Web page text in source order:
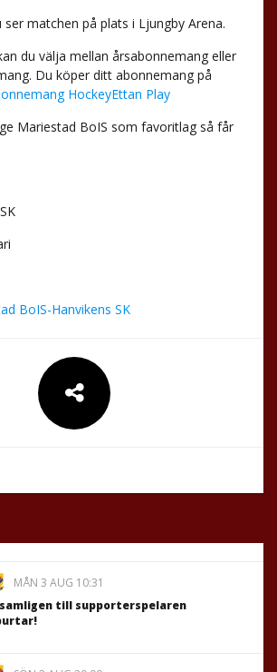
matchen på plats i Ljungby Arena.
du välja mellan årsabonnemang eller
Du köper ditt abonnemang på
HockeyEttan Play
Mariestad BoIS som favoritlag så får
BoIS-Hanvikens SK
MÅN 3 AUG 10:31
till supporterspelaren